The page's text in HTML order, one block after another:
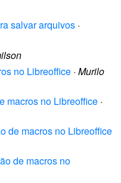
salvar arquivos ·
no Libreoffice · Murilo
macros no Libreoffice ·
de macros no Libreoffice
de macros no